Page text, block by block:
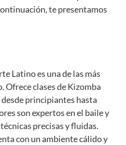
te presentamos
Latino es una de las más
Ofrece clases de Kizomba
principiantes hasta
son expertos en el baile y
precisas y fluidas.
con un ambiente cálido y